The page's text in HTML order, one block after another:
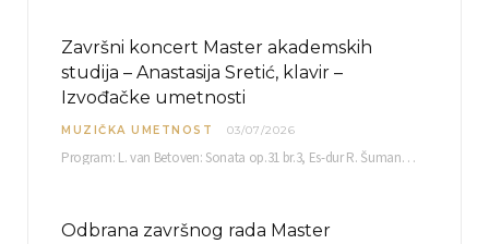
Završni koncert Master akademskih
studija – Anastasija Sretić, klavir –
Izvođačke umetnosti
MUZIČKA UMETNOST 03/07/2026
Program: L. van Betoven: Sonata op.31 br.3, Es-dur R. Šuman: Bečki karneval op.26 K. Debisi:…
Odbrana završnog rada Master